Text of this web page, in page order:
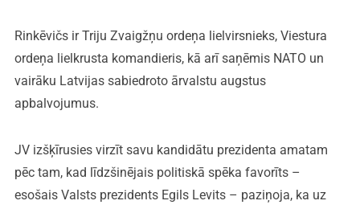
Rinkēvičs ir Triju Zvaigžņu ordeņa lielvirsnieks, Viestura
ordeņa lielkrusta komandieris, kā arī saņēmis NATO un
vairāku Latvijas sabiedroto ārvalstu augstus
apbalvojumus.
JV izšķīrusies virzīt savu kandidātu prezidenta amatam
pēc tam, kad līdzšinējais politiskā spēka favorīts –
esošais Valsts prezidents Egils Levits – paziņoja, ka uz